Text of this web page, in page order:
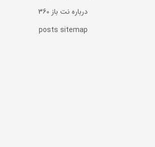
درباره نت باز 360
posts sitemap